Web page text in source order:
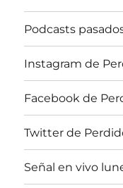
Podcasts
Instagram de
Facebook de
Twitter de
Señal en vivo